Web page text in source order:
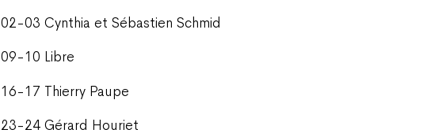
02-03 Cynthia et Sébastien Schmid
09-10 Libre
16-17 Thierry Paupe
23-24 Gérard Houriet